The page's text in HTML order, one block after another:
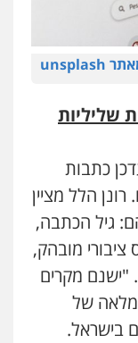
שליליות
כתבות
הלל מציין
גיל הכתבה,
מובהק,
"ישנם מקרים
מלאה של
בישראל.